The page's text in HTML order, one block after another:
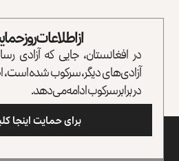
از اطلاعات روز
در افغانستان، جایی که آزادی
آزادی‌های دیگر، سرکوب شده است،
در برابر سرکوب ادامه می‌دهد.
برای حمایت اینجا